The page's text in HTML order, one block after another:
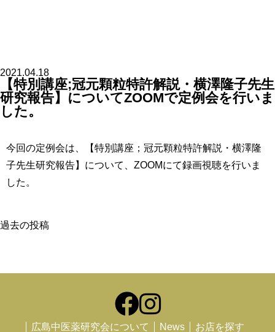
2021.04.18
【特別講座;冠元顆粒特許解説・横澤隆子先生
研究報告】についてZOOMで定例会を行いま
した。
今回の定例会は、【特別講座；冠元顆粒特許解説・横澤隆
子先生研究報告】について、ZOOMにて録画視聴を行いま
した。
投
過去の投稿
広島中医薬研究会について News お店を探す